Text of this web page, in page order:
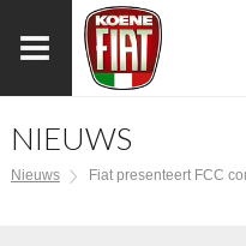
NIEUWS
Nieuws Fiat presenteert FCC